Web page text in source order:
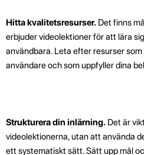
Hitta kvalitetsresurser. Det finns
erbjuder videolektioner för att lära
användbara. Leta efter resurser
användare och som uppfyller dina
Strukturera din inlärning. Det är
videolektionerna, utan att använda
ett systematiskt sätt. Sätt upp mål